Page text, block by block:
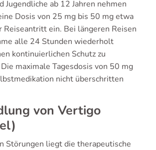
Jugendliche ab 12 Jahren nehmen
Dosis von 25 mg bis 50 mg etwa
Reiseantritt ein. Bei längeren Reisen
alle 24 Stunden wiederholt
kontinuierlichen Schutz zu
maximale Tagesdosis von 50 mg
nicht überschritten
von Vertigo
Störungen liegt die therapeutische